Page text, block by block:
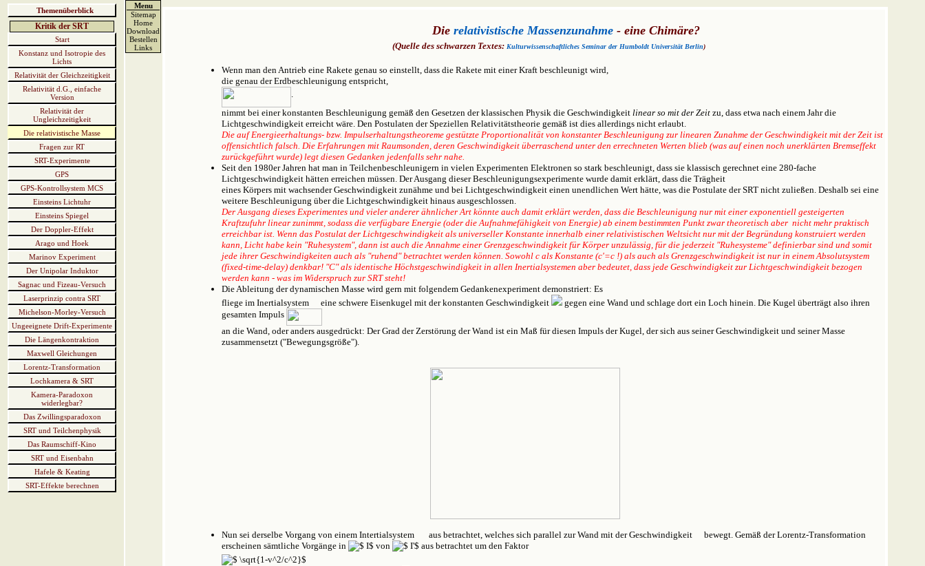
Themenüberblick
Kritik der SRT
Start
Konstanz und Isotropie des
Lichts
Relativität der Gleichzeitigkeit
Relativität d.G., einfache
Version
Relativität der
Ungleichzeitigkeit
Die relativistische Masse
Fragen zur RT
SRT-Experimente
GPS
GPS-Kontrollsystem MCS
Einsteins Lichtuhr
Einsteins Spiegel
Der Doppler-Effekt
Arago und Hoek
Marinov Experiment
Der Unipolar Induktor
Sagnac und Fizeau-Versuch
Laserprinzip contra SRT
Michelson-Morley-Versuch
Ungeeignete Drift-Experimente
Die Längenkontraktion
Maxwell Gleichungen
Lorentz-Transformation
Lochkamera & SRT
Kamera-Paradoxon
widerlegbar?
Das Zwillingsparadoxon
SRT und Teilchenphysik
Das Raumschiff-Kino
SRT und Eisenbahn
Hafele & Keating
SRT-Effekte berechnen
Menu
Sitemap
Home
Download
Bestellen
Links
Dierelativistische Massenzunahme - eine Chimäre?
(Quelle des schwarzen Textes:Kulturwissenschaftliches Seminar der Humboldt Universität Berlin)
Wenn man den Antrieb eine Rakete genau so einstellt, dass die Rakete mit einer Kraft beschleunigt wird,
die genau der Erdbeschleunigung entspricht,
.
nimmt bei einer konstanten Beschleunigung gemäß den Gesetzen der klassischen Physik die Geschwindigkeitlinear so mit der Zeit zu, dass etwa nach einem Jahr die
Lichtgeschwindigkeit erreicht wäre. Den Postulaten der Speziellen Relativitätstheorie gemäß ist dies allerdings nicht erlaubt.
Die auf Energieerhaltungs- bzw. Impulserhaltungstheoreme gestützte Proportionalität von konstanter Beschleunigung zur linearen Zunahme der Geschwindigkeit mit der Zeit ist
offensichtlich falsch. Die Erfahrungen mit Raumsonden, deren Geschwindigkeit überraschend unter den errechneten Werten blieb (was auf einen noch unerklärten Bremseffekt
zurückgeführt wurde) legt diesen Gedanken jedenfalls sehr nahe.
Seit den 1980er Jahren hat man in Teilchenbeschleunigern in vielen Experimenten Elektronen so stark beschleunigt, dass sie klassisch gerechnet eine 280-fache
Lichtgeschwindigkeit hätten erreichen müssen. Der Ausgang dieser Beschleunigungsexperimente wurde damit erklärt, dass die Trägheit
eines Körpers mit wachsender Geschwindigkeit zunähme und bei Lichtgeschwindigkeit einen unendlichen Wert hätte, was die Postulate der SRT nicht zuließen. Deshalb sei eine
weitere Beschleunigung über die Lichtgeschwindigkeit hinaus ausgeschlossen.
Der Ausgang dieses Experimentes und vieler anderer ähnlicher Art könnte auch damit erklärt werden, dass die Beschleunigung nur mit einer exponentiell gesteigerten
Kraftzufuhr linear zunimmt, sodass die verfügbare Energie (oder die Aufnahmefähigkeit von Energie) ab einem bestimmten Punkt zwar theoretisch aber nicht mehr praktisch
erreichbar ist. Wenn das Postulat der Lichtgeschwindigkeit als universeller Konstante innerhalb einer relativistischen Weltsicht nur mit der Begründung konstruiert werden
kann, Licht habe kein "Ruhesystem", dann ist auch die Annahme einer Grenzgeschwindigkeit für Körper unzulässig, für die jederzeit "Ruhesysteme" definierbar sind und somit
jede ihrer Geschwindigkeiten auch als "ruhend" betrachtet werden können. Sowohl c als Konstante (c'=c !) als auch als Grenzgeschwindigkeit ist nur in einem Absolutsystem
(fixed-time-delay) denkbar! "C" als identische Höchstgeschwindigkeit in allen Inertialsystemen aber bedeutet, dass jede Geschwindigkeit zur Lichtgeschwindigkeit bezogen
werden kann - was im Widerspruch zur SRT steht!
Die Ableitung der dynamischen Masse wird gern mit folgendem Gedankenexperiment demonstriert: Es
fliege im Inertialsystem
eine schwere Eisenkugel mit der konstanten Geschwindigkeit
gegen eine Wand und schlage dort ein Loch hinein. Die Kugel überträgt also ihren
gesamten Impuls
an die Wand, oder anders ausgedrückt: Der Grad der Zerstörung der Wand ist ein Maß für diesen Impuls der Kugel, der sich aus seiner Geschwindigkeit und seiner Masse
zusammensetzt ("Bewegungsgröße").
Nun sei derselbe Vorgang von einem Intertialsystem aus betrachtet, welches sich parallel zur Wand mit der Geschwindigkeit
bewegt. Gemäß der Lorentz-Transformation
erscheinen sämtliche Vorgänge in
von aus betrachtet um den Faktor